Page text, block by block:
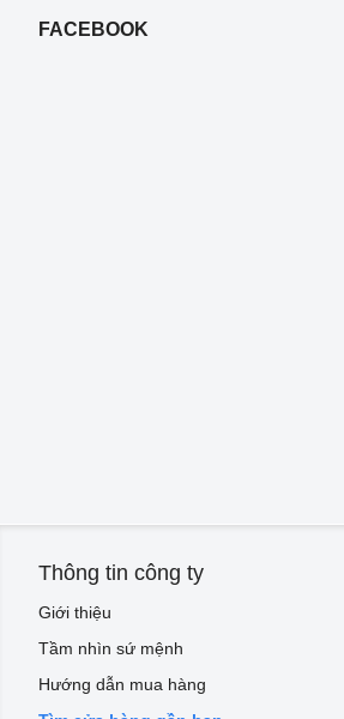
FACEBOOK
Thông tin công ty
Giới thiệu
Tầm nhìn sứ mệnh
Hướng dẫn mua hàng